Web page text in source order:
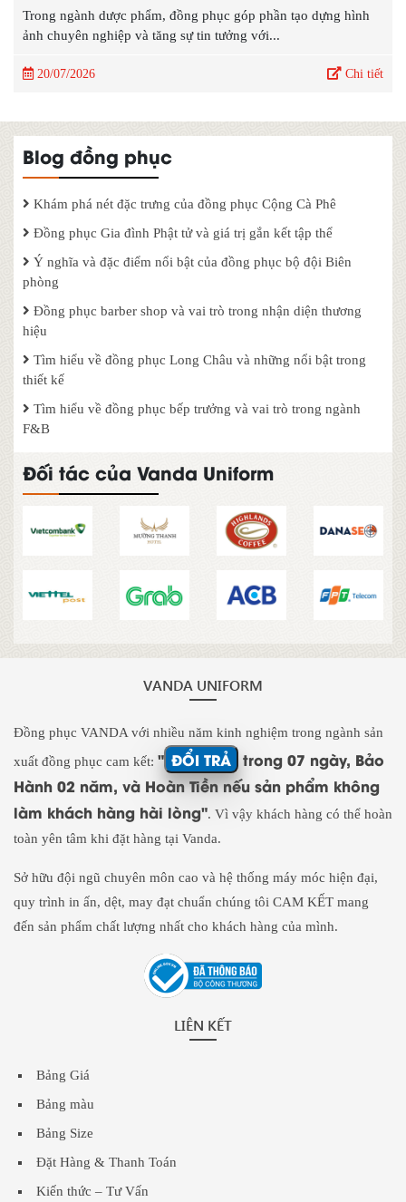
Trong ngành dược phẩm, đồng phục góp phần tạo dựng hình
ảnh chuyên nghiệp và tăng sự tin tưởng với...
20/07/2026 Chi tiết
Blog đồng phục
Khám phá nét đặc trưng của đồng phục Cộng Cà Phê
Đồng phục Gia đình Phật tử và giá trị gắn kết tập thể
Ý nghĩa và đặc điểm nổi bật của đồng phục bộ đội Biên
phòng
Đồng phục barber shop và vai trò trong nhận diện thương
hiệu
Tìm hiểu về đồng phục Long Châu và những nổi bật trong
thiết kế
Tìm hiểu về đồng phục bếp trưởng và vai trò trong ngành
F&B
Đối tác của Vanda Uniform
VANDA UNIFORM
Đồng phục VANDA với nhiều năm kinh nghiệm trong ngành sản
xuất đồng phục cam kết: " ĐỔI TRẢ
trong 07 ngày, Bảo
Hành 02 năm, và Hoàn Tiền nếu sản phẩm không
làm khách hàng hài lòng". Vì vậy khách hàng có thể hoàn
toàn yên tâm khi đặt hàng tại Vanda.
Sở hữu đội ngũ chuyên môn cao và hệ thống máy móc hiện đại,
quy trình in ấn, dệt, may đạt chuẩn chúng tôi CAM KẾT mang
đến sản phẩm chất lượng nhất cho khách hàng của mình.
LIÊN KẾT
Bảng Giá
Bảng màu
Bảng Size
Đặt Hàng & Thanh Toán
Kiến thức – Tư Vấn